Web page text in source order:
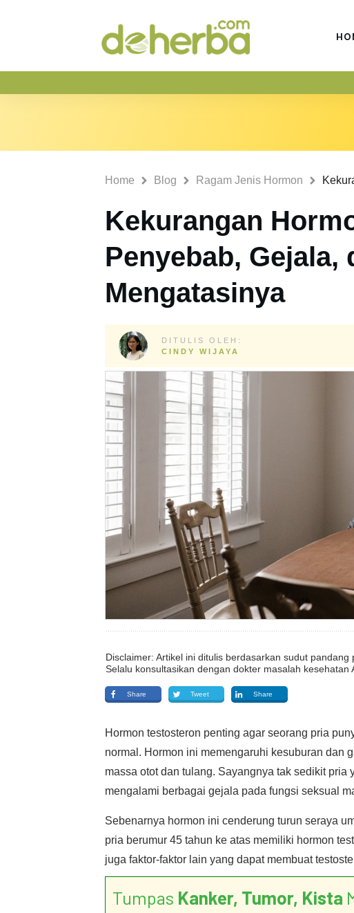
Home Blog Ragam Jenis Hormon
Kekurangan
Penyebab, Gejala,
Mengatasinya
DITULIS OLEH:
CINDY WIJAYA
Disclaimer: Artikel ini ditulis berdasarkan sudut
Selalu konsultasikan dengan dokter masalah
Share Tweet Share
Hormon testosteron penting agar seorang pria
normal. Hormon ini memengaruhi kesuburan dan
massa otot dan tulang. Sayangnya tak sedikit
mengalami berbagai gejala pada fungsi seksual
Sebenarnya hormon ini cenderung turun seraya
pria berumur 45 tahun ke atas memiliki hormon
juga faktor-faktor lain yang dapat membuat
Tumpas Kanker, Tumor, Kista